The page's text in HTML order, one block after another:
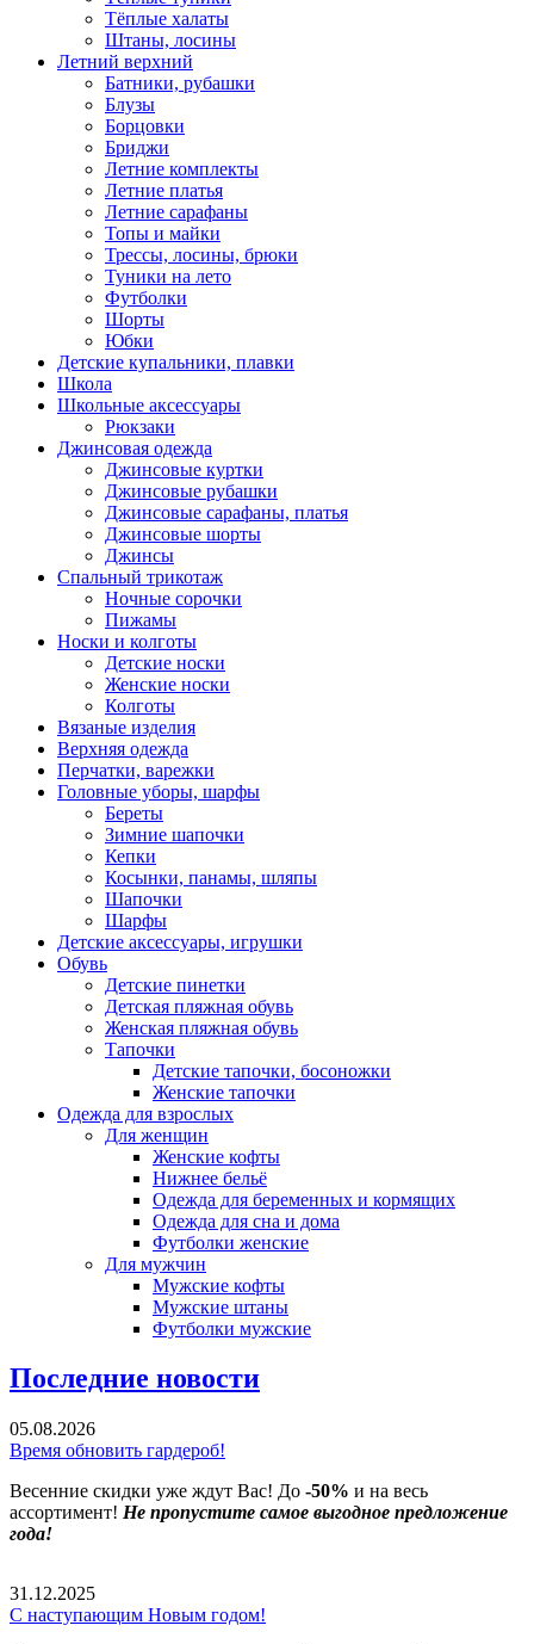
Тёплые халаты
Штаны, лосины
Летний верхний
Батники, рубашки
Блузы
Борцовки
Бриджи
Летние комплекты
Летние платья
Летние сарафаны
Топы и майки
Трессы, лосины, брюки
Туники на лето
Футболки
Шорты
Юбки
Детские купальники, плавки
Школа
Школьные аксессуары
Рюкзаки
Джинсовая одежда
Джинсовые куртки
Джинсовые рубашки
Джинсовые сарафаны, платья
Джинсовые шорты
Джинсы
Спальный трикотаж
Ночные сорочки
Пижамы
Носки и колготы
Детские носки
Женские носки
Колготы
Вязаные изделия
Верхняя одежда
Перчатки, варежки
Головные уборы, шарфы
Береты
Зимние шапочки
Кепки
Косынки, панамы, шляпы
Шапочки
Шарфы
Детские аксессуары, игрушки
Обувь
Детские пинетки
Детская пляжная обувь
Женская пляжная обувь
Тапочки
Детские тапочки, босоножки
Женские тапочки
Одежда для взрослых
Для женщин
Женские кофты
Нижнее бельё
Одежда для беременных и кормящих
Одежда для сна и дома
Футболки женские
Для мужчин
Мужские кофты
Мужские штаны
Футболки мужские
Последние новости
05.08.2026
Время обновить гардероб!
Весенние скидки уже ждут Вас! До -50% и на весь
ассортимент! Не пропустите самое выгодное предложение
года!
31.12.2025
С наступающим Новым годом!